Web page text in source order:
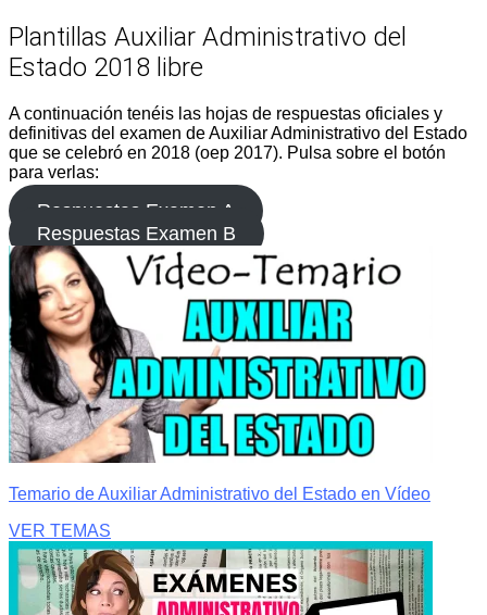
Plantillas Auxiliar Administrativo del
Estado 2018 libre
A continuación tenéis las hojas de respuestas oficiales y
definitivas del examen de Auxiliar Administrativo del Estado
que se celebró en 2018 (oep 2017). Pulsa sobre el botón
para verlas:
Respuestas Examen A
Respuestas Examen B
Temario de Auxiliar Administrativo del Estado en Vídeo
VER TEMAS